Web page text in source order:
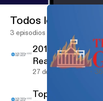
Todos los episodios
3 episodios
2019 XXL
Reaction
27 de mar de 2019
Top 10 Rap